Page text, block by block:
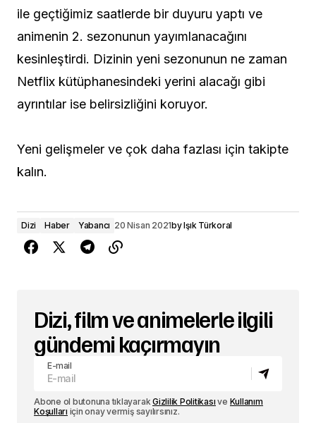
ile geçtiğimiz saatlerde bir duyuru yaptı ve
animenin 2. sezonunun yayımlanacağını
kesinleştirdi. Dizinin yeni sezonunun ne zaman
Netflix kütüphanesindeki yerini alacağı gibi
ayrıntılar ise belirsizliğini koruyor.
Yeni gelişmeler ve çok daha fazlası için takipte
kalın.
Dizi Haber Yabancı 20 Nisan 2021byIşık Türkoral
Dizi, film ve animelerle ilgili
gündemi kaçırmayın
E-mail
Abone ol butonuna tıklayarakGizlilik Politikası ve Kullanım
Koşulları için onay vermiş sayılırsınız.